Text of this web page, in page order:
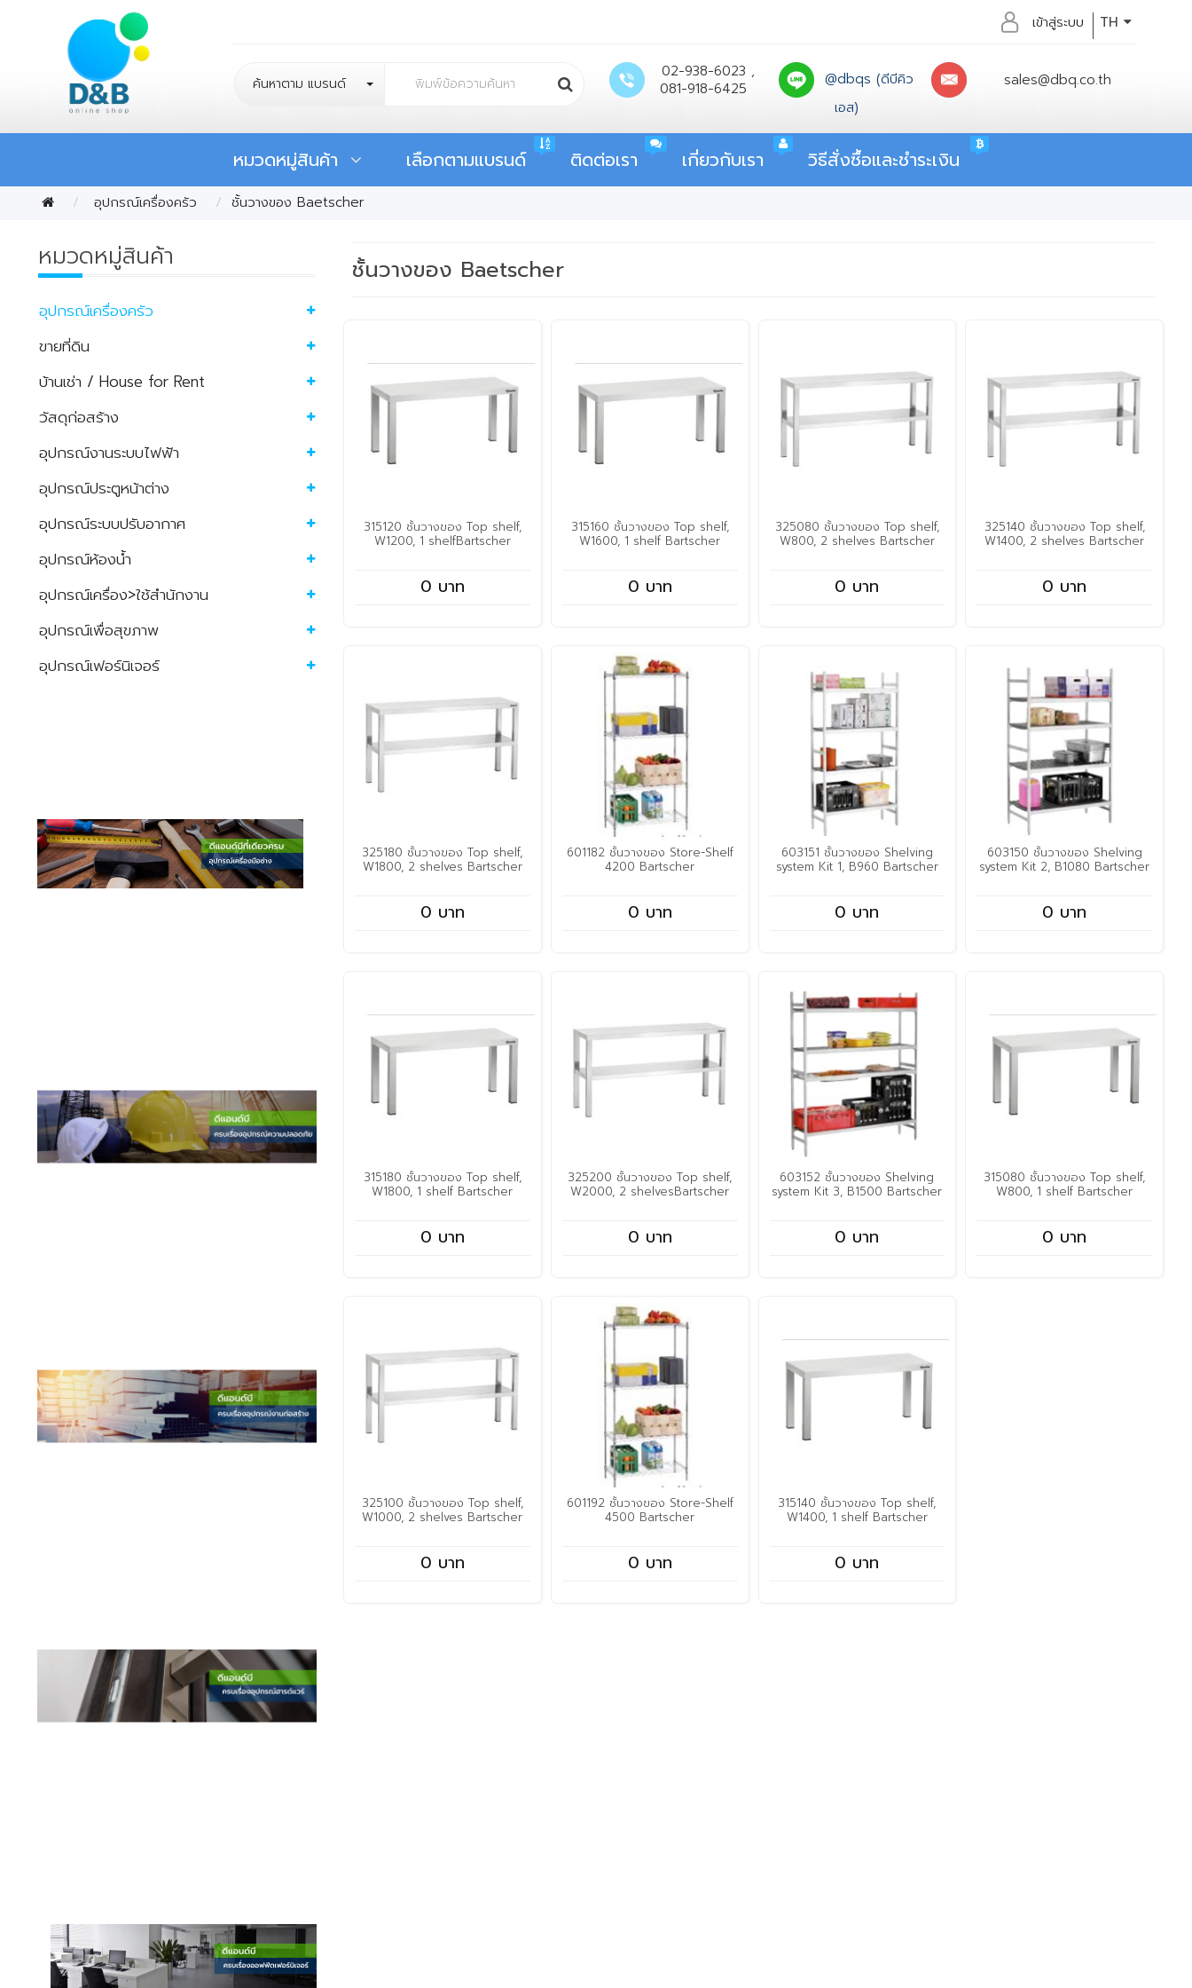
TH
เข้าสู่ระบบ
ค้นหาตาม แบรนด์
02-938-6023 ,
081-918-6425
@dbqs (ดีบีคิว
เอส)
sales@dbq.co.th
หมวดหมู่สินค้า เลือกตามแบรนด์ ติดต่อเรา เกี่ยวกับเรา วิธีสั่งซื้อและชำระเงิน
อุปกรณ์เครื่องครัว ชั้นวางของ Baetscher
หมวดหมู่สินค้า
อุปกรณ์เครื่องครัว
ขายที่ดิน
บ้านเช่า / House for Rent
วัสดุก่อสร้าง
อุปกรณ์งานระบบไฟฟ้า
อุปกรณ์ประตูหน้าต่าง
อุปกรณ์ระบบปรับอากาศ
อุปกรณ์ห้องน้ำ
อุปกรณ์เครื่อง>ใช้สำนักงาน
อุปกรณ์เพื่อสุขภาพ
อุปกรณ์เฟอร์นิเจอร์
ชั้นวางของ Baetscher
315120 ชั้นวางของ Top shelf,
W1200, 1 shelfBartscher
0 บาท
315160 ชั้นวางของ Top shelf,
W1600, 1 shelf Bartscher
0 บาท
325080 ชั้นวางของ Top shelf,
W800, 2 shelves Bartscher
0 บาท
325140 ชั้นวางของ Top shelf,
W1400, 2 shelves Bartscher
0 บาท
325180 ชั้นวางของ Top shelf,
W1800, 2 shelves Bartscher
0 บาท
601182 ชั้นวางของ Store-Shelf
4200 Bartscher
0 บาท
603151 ชั้นวางของ Shelving
system Kit 1, B960 Bartscher
0 บาท
603150 ชั้นวางของ Shelving
system Kit 2, B1080 Bartscher
0 บาท
315180 ชั้นวางของ Top shelf,
W1800, 1 shelf Bartscher
0 บาท
325200 ชั้นวางของ Top shelf,
W2000, 2 shelvesBartscher
0 บาท
603152 ชั้นวางของ Shelving
system Kit 3, B1500 Bartscher
0 บาท
315080 ชั้นวางของ Top shelf,
W800, 1 shelf Bartscher
0 บาท
325100 ชั้นวางของ Top shelf,
W1000, 2 shelves Bartscher
0 บาท
601192 ชั้นวางของ Store-Shelf
4500 Bartscher
0 บาท
315140 ชั้นวางของ Top shelf,
W1400, 1 shelf Bartscher
0 บาท